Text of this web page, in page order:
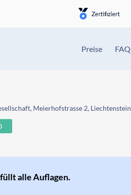
Preise FAQ
Meierhofstrasse 2, Liechtenstein
alle Auflagen.